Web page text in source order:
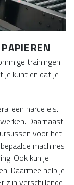
trainingen
je kunt en dat je
een harde eis.
Daarnaast
voor het
machines
Ook kun je
Daarmee help je
zijn verschillende